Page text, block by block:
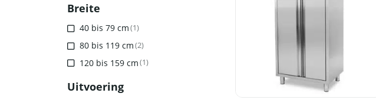
Breite
40 bis 79 cm(1)
80 bis 119 cm(2)
120 bis 159 cm(1)
Uitvoering